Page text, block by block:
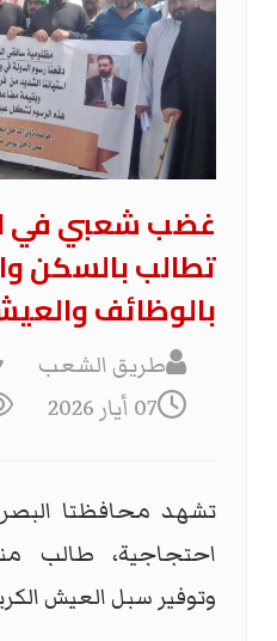
غضب شعبي في
تطالب بالسكن
بالوظائف
طريق الشعب
07 أيار 2026
تشهد محافظتا
احتجاجية، طالب
وتوفير سبل العيش